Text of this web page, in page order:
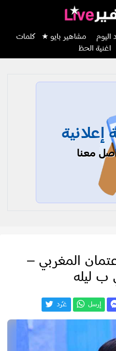
اليوم مشاهير بايو ★
كلمات
اغنية الحظ
معنا
المغربي –
ب ليله
إرسل غـّرد